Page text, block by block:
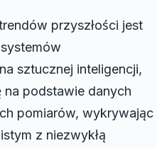
przyszłości jest
sztucznej inteligencji,
na podstawie danych
pomiarów, wykrywając
z niezwykłą